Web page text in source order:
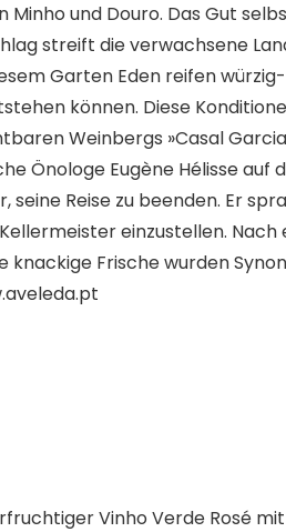
und Douro. Das Gut
streift die verwachsene
Garten Eden reifen
können. Diese
Weinbergs »Casal
Önologe Eugène Hélisse
Reise zu beenden. Er
einzustellen.
Frische wurden
Vinho Verde Rosé